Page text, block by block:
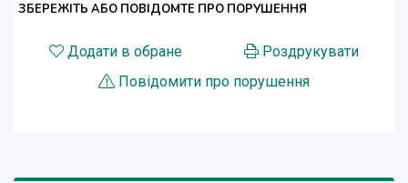
ЗБЕРЕЖІТЬ АБО ПОВІДОМТЕ ПРО ПОРУШЕННЯ
Додати в обране
Роздрукувати
Повідомити про порушення